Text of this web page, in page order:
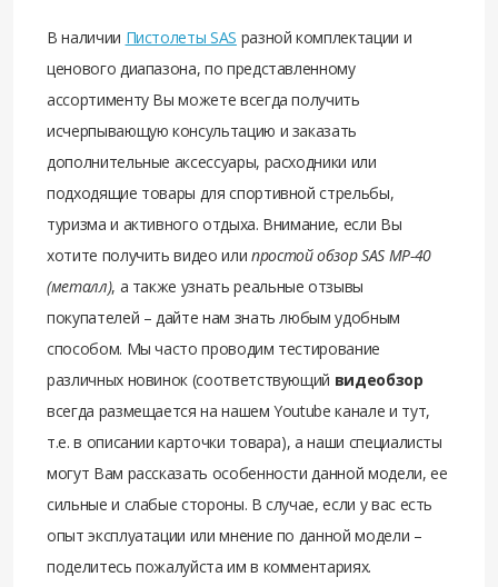
В наличии Пистолеты SAS разной комплектации и
ценового диапазона, по представленному
ассортименту Вы можете всегда получить
исчерпывающую консультацию и заказать
дополнительные аксессуары, расходники или
подходящие товары для спортивной стрельбы,
туризма и активного отдыха. Внимание, если Вы
хотите получить видео или простой обзор SAS MP-40
(металл), а также узнать реальные отзывы
покупателей – дайте нам знать любым удобным
способом. Мы часто проводим тестирование
различных новинок (соответствующий видеобзор
всегда размещается на нашем Youtube канале и тут,
т.е. в описании карточки товара), а наши специалисты
могут Вам рассказать особенности данной модели, ее
сильные и слабые стороны. В случае, если у вас есть
опыт эксплуатации или мнение по данной модели –
поделитесь пожалуйста им в комментариях.